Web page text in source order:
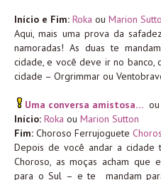
Início e Fim: Roka ou Marion
Aqui, mais uma prova da
namoradas! As duas te
cidade, e você deve ir no
cidade – Orgrimmar ou
Uma conversa amistosa… ou
Início: Roka ou Marion Sutton
Fim: Choroso Ferrujoguete
Depois de você andar a
Choroso, as moças acham que
para o Sul – e te mandam